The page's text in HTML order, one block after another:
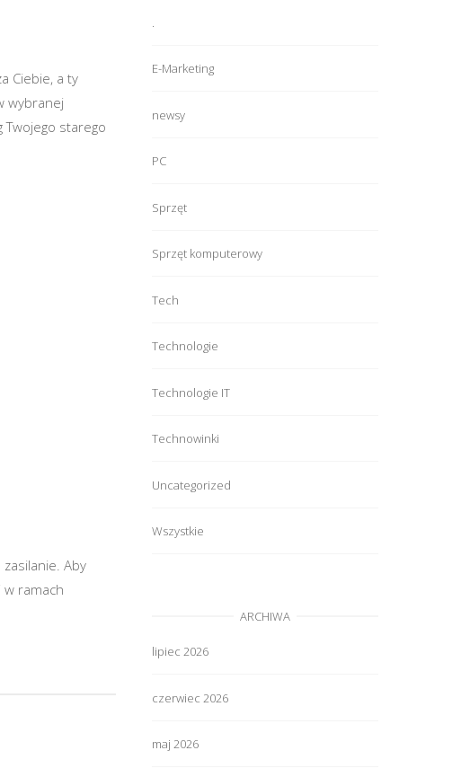
Ciebie, a ty
wybranej
Twojego starego
Aby
w ramach
.
E-Marketing
newsy
PC
Sprzęt
Sprzęt komputerowy
Tech
Technologie
Technologie IT
Technowinki
Uncategorized
Wszystkie
ARCHIWA
lipiec 2026
czerwiec 2026
maj 2026